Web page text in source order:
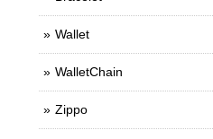
Wallet
WalletChain
Zippo